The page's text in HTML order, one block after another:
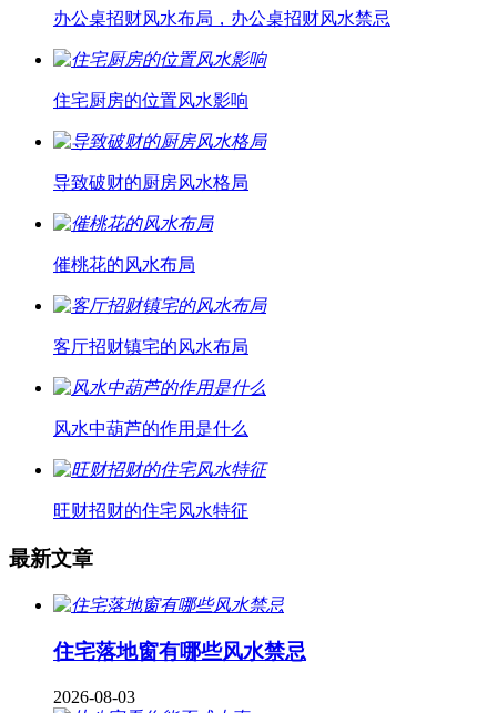
办公桌招财风水布局，办公桌招财风水禁忌
住宅厨房的位置风水影响
导致破财的厨房风水格局
催桃花的风水布局
客厅招财镇宅的风水布局
风水中葫芦的作用是什么
旺财招财的住宅风水特征
最新文章
住宅落地窗有哪些风水禁忌
2026-08-03